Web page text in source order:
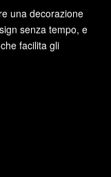
una decorazione
senza tempo, e
facilita gli